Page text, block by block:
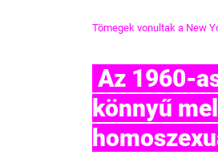
Tömegek vonultak a New
könnyű